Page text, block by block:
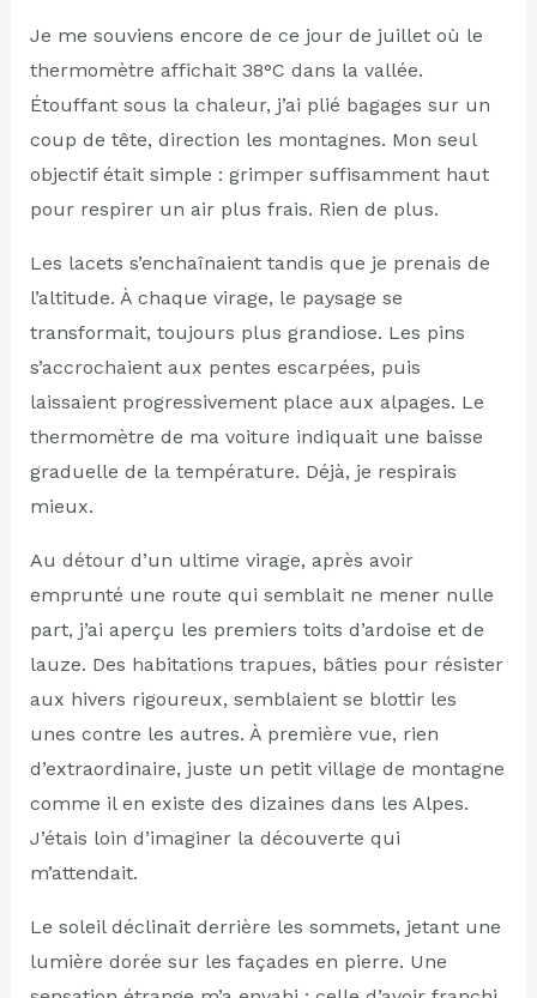
Je me souviens encore de ce jour de juillet où le
thermomètre affichait 38°C dans la vallée.
Étouffant sous la chaleur, j’ai plié bagages sur un
coup de tête, direction les montagnes. Mon seul
objectif était simple : grimper suffisamment haut
pour respirer un air plus frais. Rien de plus.
Les lacets s’enchaînaient tandis que je prenais de
l’altitude. À chaque virage, le paysage se
transformait, toujours plus grandiose. Les pins
s’accrochaient aux pentes escarpées, puis
laissaient progressivement place aux alpages. Le
thermomètre de ma voiture indiquait une baisse
graduelle de la température. Déjà, je respirais
mieux.
Au détour d’un ultime virage, après avoir
emprunté une route qui semblait ne mener nulle
part, j’ai aperçu les premiers toits d’ardoise et de
lauze. Des habitations trapues, bâties pour résister
aux hivers rigoureux, semblaient se blottir les
unes contre les autres. À première vue, rien
d’extraordinaire, juste un petit village de montagne
comme il en existe des dizaines dans les Alpes.
J’étais loin d’imaginer la découverte qui
m’attendait.
Le soleil déclinait derrière les sommets, jetant une
lumière dorée sur les façades en pierre. Une